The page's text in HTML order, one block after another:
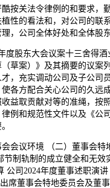
关法令律例的和要求，勤
性的看法和，对公司的联
，公司全体好处和全体股
股东大会议案十三舍得酒
草案）》及其摘要的议案
，充实调动公司及子公司
各方配合关心公司的久远
益取贡献对等的准绳，按
例和规范性文件以及《公
议环境 （二）董事会特
节制轨制的成立健全和无
公司2024年度董事述职演
席董事会特地委员会及董